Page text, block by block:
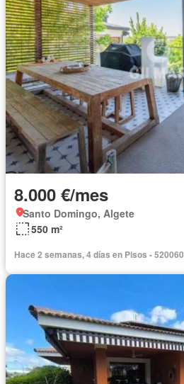
8.000 €/mes
Santo Domingo, Algete
550 m²
Hace 2 semanas, 4 días en Pisos - 520060